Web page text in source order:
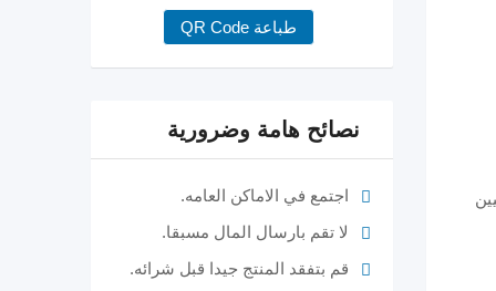
طباعة QR Code
نصائح هامة وضرورية
اجتمع في الاماكن العامه.
لا تقم بارسال المال مسبقا.
قم بتفقد المنتج جيدا قبل شرائه.